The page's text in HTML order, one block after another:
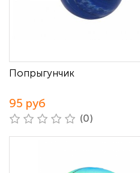
Попрыгунчик
95 руб
(0)